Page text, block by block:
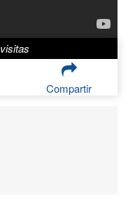
visitas
Compartir